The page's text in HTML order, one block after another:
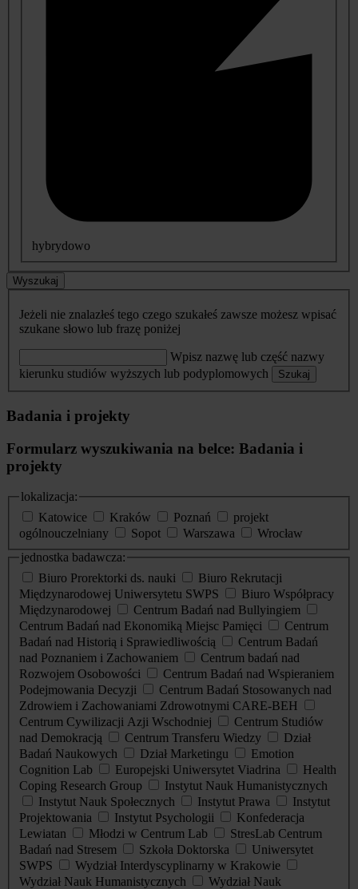
hybrydowo
Wyszukaj
Jeżeli nie znalazłeś tego czego szukałeś zawsze możesz wpisać
szukane słowo lub frazę poniżej
Wpisz nazwę lub część nazwy
kierunku studiów wyższych lub podyplomowych
Szukaj
Badania i projekty
Formularz wyszukiwania na belce: Badania i
projekty
lokalizacja:
Katowice
Kraków Poznań
projekt
ogólnouczelniany
Sopot Warszawa
Wrocław
jednostka badawcza:
Biuro Prorektorki ds. nauki
Biuro Rekrutacji
Międzynarodowej Uniwersytetu SWPS
Biuro Współpracy
Międzynarodowej
Centrum Badań nad Bullyingiem
Centrum Badań nad Ekonomiką Miejsc Pamięci
Centrum
Badań nad Historią i Sprawiedliwością
Centrum Badań
nad Poznaniem i Zachowaniem
Centrum badań nad
Rozwojem Osobowości
Centrum Badań nad Wspieraniem
Podejmowania Decyzji
Centrum Badań Stosowanych nad
Zdrowiem i Zachowaniami Zdrowotnymi CARE-BEH
Centrum Cywilizacji Azji Wschodniej
Centrum Studiów
nad Demokracją
Centrum Transferu Wiedzy
Dział
Badań Naukowych
Dział Marketingu
Emotion
Cognition Lab
Europejski Uniwersytet Viadrina
Health
Coping Research Group
Instytut Nauk Humanistycznych
Instytut Nauk Społecznych
Instytut Prawa
Instytut
Projektowania
Instytut Psychologii
Konfederacja
Lewiatan
Młodzi w Centrum Lab
StresLab Centrum
Badań nad Stresem
Szkoła Doktorska
Uniwersytet
SWPS
Wydział Interdyscyplinarny w Krakowie
Wydział Nauk Humanistycznych
Wydział Nauk